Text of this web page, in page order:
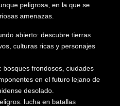
peligrosa, en la que se
amenazas.
abierto: descubre tierras
culturas ricas y personajes
bosques frondosos, ciudades
en el futuro lejano de
desolado.
lucha en batallas